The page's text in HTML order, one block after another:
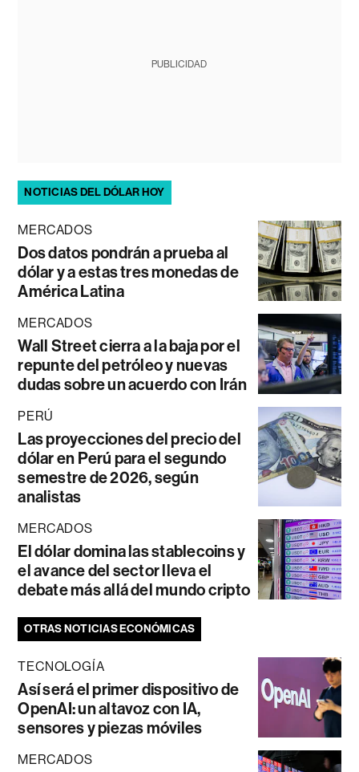
PUBLICIDAD
NOTICIAS DEL DÓLAR HOY
MERCADOS
Dos datos pondrán a prueba al
dólar y a estas tres monedas de
América Latina
MERCADOS
Wall Street cierra a la baja por el
repunte del petróleo y nuevas
dudas sobre un acuerdo con Irán
PERÚ
Las proyecciones del precio del
dólar en Perú para el segundo
semestre de 2026, según
analistas
MERCADOS
El dólar domina las stablecoins y
el avance del sector lleva el
debate más allá del mundo cripto
OTRAS NOTICIAS ECONÓMICAS
TECNOLOGÍA
Así será el primer dispositivo de
OpenAI: un altavoz con IA,
sensores y piezas móviles
MERCADOS